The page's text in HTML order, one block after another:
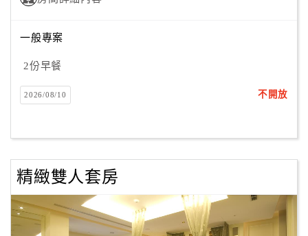
帳
客
Line
線
一般專案
2份早餐
2026/08/10 不開放
精緻雙人套房